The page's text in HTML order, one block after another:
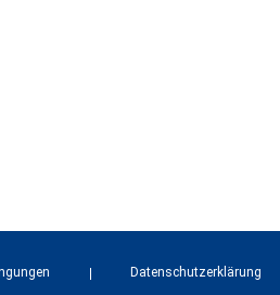
Datenschutzerklärung